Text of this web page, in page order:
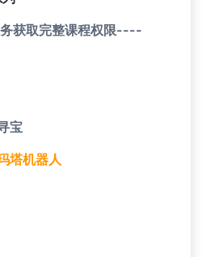
获取完整课程权限----
宝
塔机器人